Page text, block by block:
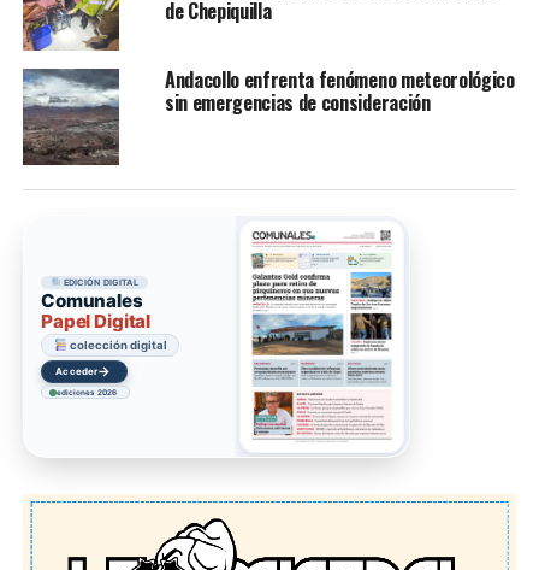
de Chepiquilla
Andacollo enfrenta fenómeno meteorológico
sin emergencias de consideración
EDICIÓN DIGITAL
Comunales
Papel Digital
colección digital
Acceder→
ediciones 2026